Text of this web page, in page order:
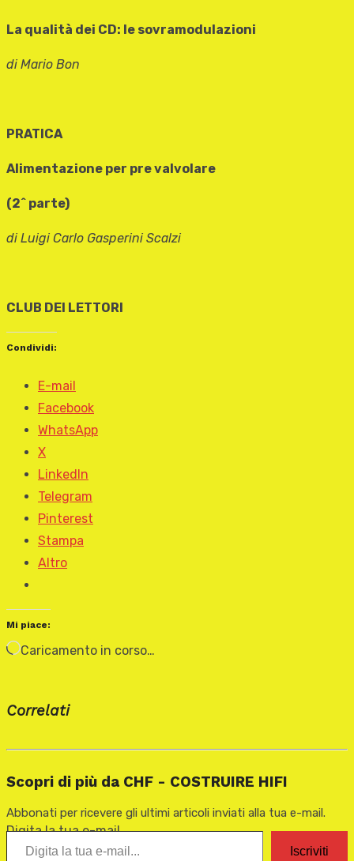
La qualità dei CD: le sovramodulazioni
di Mario Bon
PRATICA
Alimentazione per pre valvolare
(2^ parte)
di Luigi Carlo Gasperini Scalzi
CLUB DEI LETTORI
Condividi:
E-mail
Facebook
WhatsApp
X
LinkedIn
Telegram
Pinterest
Stampa
Altro
Mi piace:
Caricamento in corso…
Correlati
Scopri di più da CHF - COSTRUIRE HIFI
Abbonati per ricevere gli ultimi articoli inviati alla tua e-mail.
Digita la tua e-mail...
Iscriviti